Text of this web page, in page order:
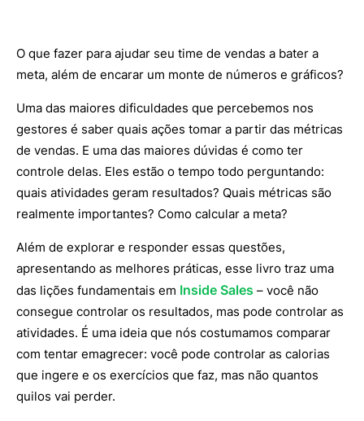
O que fazer para ajudar seu time de vendas a bater a
meta, além de encarar um monte de números e gráficos?
Uma das maiores dificuldades que percebemos nos
gestores é saber quais ações tomar a partir das métricas
de vendas. E uma das maiores dúvidas é como ter
controle delas. Eles estão o tempo todo perguntando:
quais atividades geram resultados? Quais métricas são
realmente importantes? Como calcular a meta?
Além de explorar e responder essas questões,
apresentando as melhores práticas, esse livro traz uma
das lições fundamentais em Inside Sales – você não
consegue controlar os resultados, mas pode controlar as
atividades. É uma ideia que nós costumamos comparar
com tentar emagrecer: você pode controlar as calorias
que ingere e os exercícios que faz, mas não quantos
quilos vai perder.